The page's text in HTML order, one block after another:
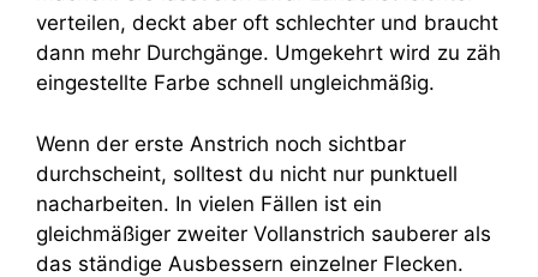
verteilen, deckt aber oft schlechter und braucht
dann mehr Durchgänge. Umgekehrt wird zu zäh
eingestellte Farbe schnell ungleichmäßig.
Wenn der erste Anstrich noch sichtbar
durchscheint, solltest du nicht nur punktuell
nacharbeiten. In vielen Fällen ist ein
gleichmäßiger zweiter Vollanstrich sauberer als
das ständige Ausbessern einzelner Flecken.